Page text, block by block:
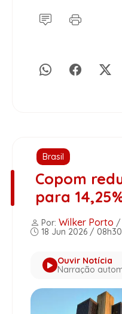
Brasil
Copom
para
Por: Wilker Porto /
18 Jun 2026 / 08h30
Ouvir Notícia
Narração